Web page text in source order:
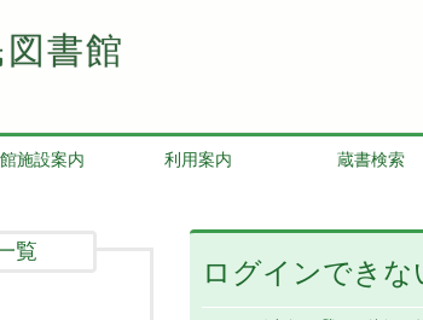
書館
施設案内 利用案内 蔵書検索
覧
ログインできな